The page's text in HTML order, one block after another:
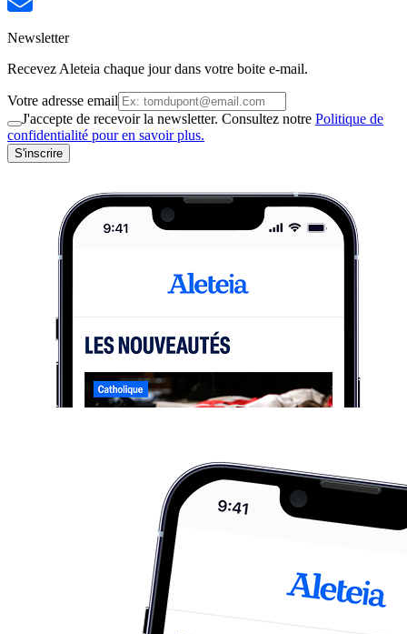
Newsletter
Recevez Aleteia chaque jour dans votre boite e-mail.
Votre adresse email
J'accepte de recevoir la newsletter. Consultez notre Politique de
confidentialité pour en savoir plus.
S'inscrire